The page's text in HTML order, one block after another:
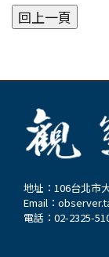
地址：106台北市
Email：
電話：02-2325-